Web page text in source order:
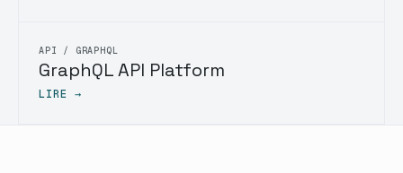
API / GRAPHQL
GraphQL API Platform
LIRE →